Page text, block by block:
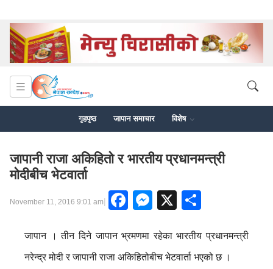
गृहपृष्ठ जापान समाचार विशेष
जापानी राजा अकिहितो र भारतीय प्रधानमन्त्री
मोदीबीच भेटवार्ता
November 11, 2016 9:01 am| Facebook
Messenger
X
जापान । तीन दिने जापान भ्रमणमा रहेका भारतीय प्रधानमन्त्री
नरेन्द्र मोदी र जापानी राजा अकिहितोबीच भेटवार्ता भएको छ ।